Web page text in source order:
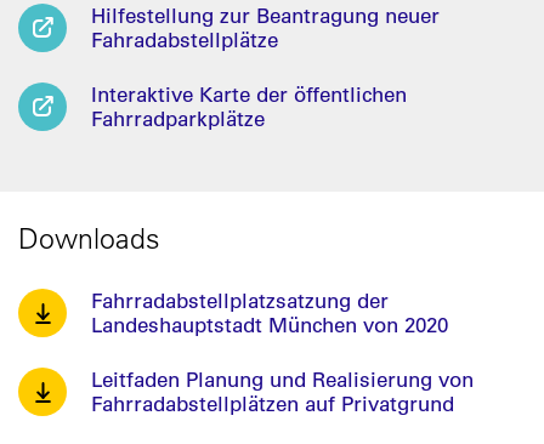
Hilfestellung zur Beantragung neuer
Fahradabstellplätze
Interaktive Karte der öffentlichen
Fahrradparkplätze
Downloads
Fahrradabstellplatzsatzung der
Landeshauptstadt München von 2020
Leitfaden Planung und Realisierung von
Fahrradabstellplätzen auf Privatgrund